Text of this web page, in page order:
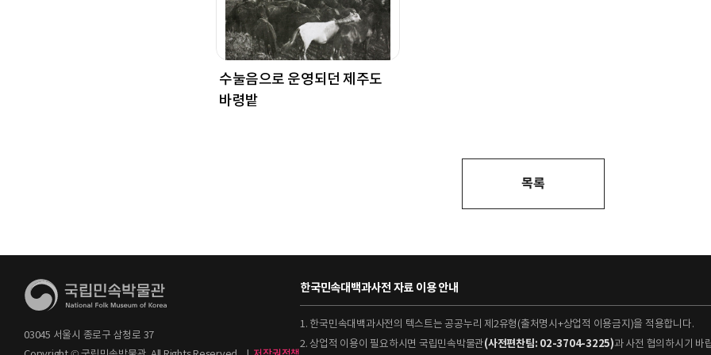
수눌음으로 운영되던 제주도
바령밭
목록
03045 서울시 종로구 삼청로 37
한국민속대백과사전 자료 이용 안내
1. 한국민속대백과사전의 텍스트는 공공누리 제2유형(출처명시+상업적 이용금지)을 적용합니다.
2. 상업적 이용이 필요하시면 국립민속박물관(사전편찬팀: 02-3704-3225)과 사전 협의하시기 바